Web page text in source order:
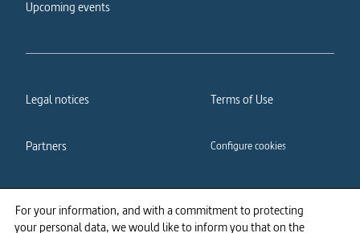
For your information, and with a commitment to protecting
your personal data, we would like to inform you that on the
Upcoming events
Legal notices Terms of Use
Partners Configure cookies
Cookies policy Privacy policy